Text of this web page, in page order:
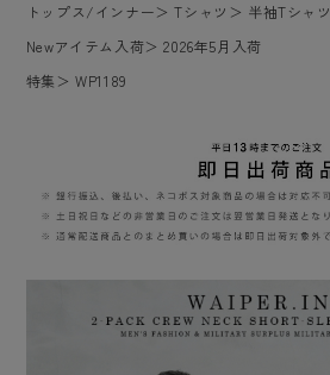
トップス/インナー＞Tシャツ ＞ 半袖Tシャツ
Newアイテム入荷＞2026年5月入荷
特集 ＞WP1189